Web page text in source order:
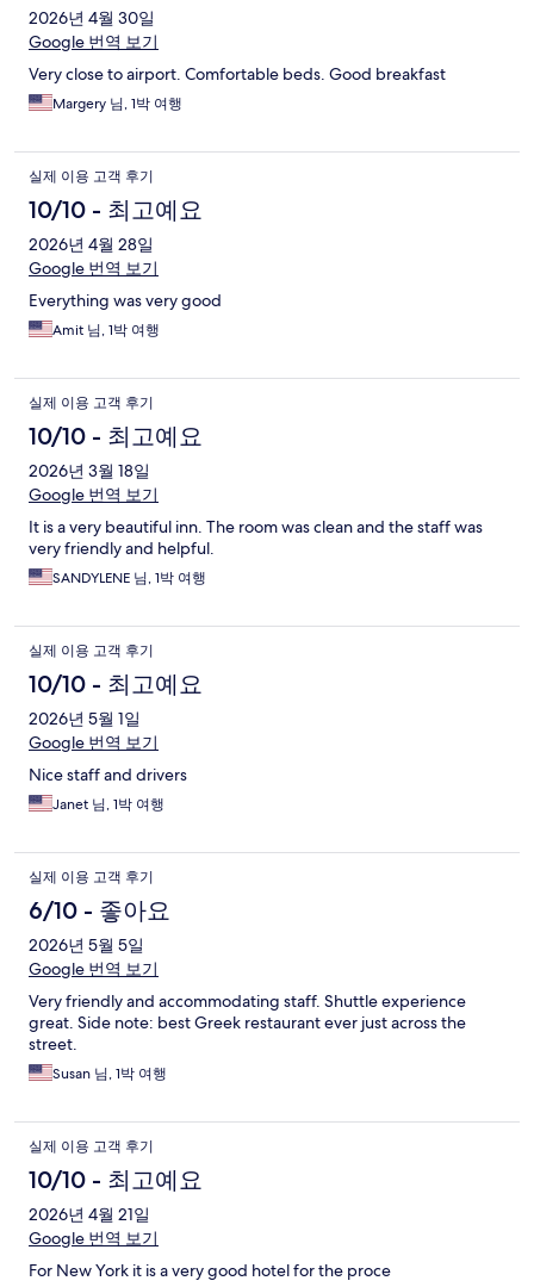
2026년 4월 30일
Google 번역 보기
Very close to airport. Comfortable beds. Good breakfast
Margery 님, 1박 여행
실제 이용 고객 후기
10/10 - 최고예요
2026년 4월 28일
Google 번역 보기
Everything was very good
Amit 님, 1박 여행
실제 이용 고객 후기
10/10 - 최고예요
2026년 3월 18일
Google 번역 보기
It is a very beautiful inn. The room was clean and the staff was
very friendly and helpful.
SANDYLENE 님, 1박 여행
실제 이용 고객 후기
10/10 - 최고예요
2026년 5월 1일
Google 번역 보기
Nice staff and drivers
Janet 님, 1박 여행
실제 이용 고객 후기
6/10 - 좋아요
2026년 5월 5일
Google 번역 보기
Very friendly and accommodating staff. Shuttle experience
great. Side note: best Greek restaurant ever just across the
street.
Susan 님, 1박 여행
실제 이용 고객 후기
10/10 - 최고예요
2026년 4월 21일
Google 번역 보기
For New York it is a very good hotel for the proce